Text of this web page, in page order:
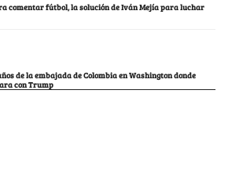
comentar fútbol, la solución de Iván Mejía para luchar
de la embajada de Colombia en Washington donde
con Trump